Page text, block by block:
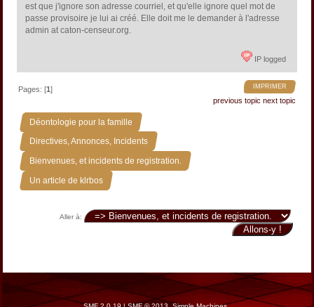
est que j'ignore son adresse courriel, et qu'elle ignore quel mot de
passe provisoire je lui ai créé. Elle doit me le demander à l'adresse
admin at caton-censeur.org.
IP logged
IMPRIMER
Pages: [1]
previous topic next topic
Déontologie pour la famille »
Directives, Annonces, Incidents »
Bienvenues, et incidents de registration. »
Un article de klrbos
Aller à: